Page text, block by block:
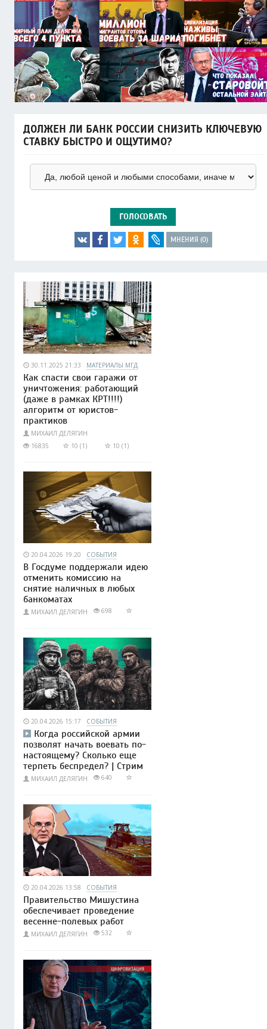
ДОЛЖЕН ЛИ БАНК РОССИИ СНИЗИТЬ КЛЮЧЕВУЮ
СТАВКУ БЫСТРО И ОЩУТИМО?
ГОЛОСОВАТЬ
МНЕНИЯ (0)
30.11.2025 21:33 МАТЕРИАЛЫ МГД
Как спасти свои гаражи от
уничтожения: работающий
(даже в рамках КРТ!!!!)
алгоритм от юристов-
практиков
МИХАИЛ ДЕЛЯГИН
16835
10 (1) 10 (1)
20.04.2026 19:20 СОБЫТИЯ
В Госдуме поддержали идею
отменить комиссию на
снятие наличных в любых
банкоматах
МИХАИЛ ДЕЛЯГИН 698
20.04.2026 15:17 СОБЫТИЯ
Когда российской армии
позволят начать воевать по-
настоящему? Сколько еще
терпеть беспредел? | Стрим
МИХАИЛ ДЕЛЯГИН 640
20.04.2026 13:58 СОБЫТИЯ
Правительство Мишустина
обеспечивает проведение
весенне-полевых работ
МИХАИЛ ДЕЛЯГИН 532